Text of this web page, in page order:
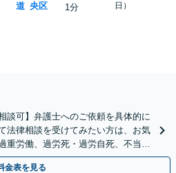
道 央区
1分
日）
談可】弁護士へのご依頼を具体的に
法律相談を受けてみたい方は、お気
重労働、過労死・過労自死、不当解
残業代の未払いなど。
金表を見る